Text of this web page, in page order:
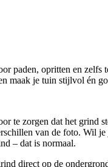
paden, opritten en
maak je tuin stijlvol én
te zorgen dat het
van de foto. Wil
– dat is normaal.
direct op de